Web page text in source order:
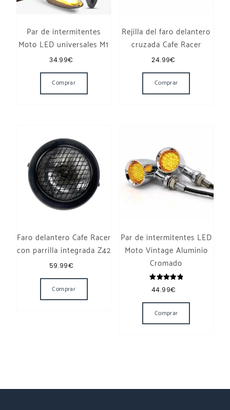
Par de intermitentes
Moto LED universales M1
34.99€
Comprar
Rejilla del faro delantero
cruzada Cafe Racer
24.99€
Comprar
Faro delantero Cafe Racer
con parrilla integrada Z42
59.99€
Comprar
Par de intermitentes LED
Moto Vintage Aluminio
Cromado
con
de 5
44.99€
Comprar